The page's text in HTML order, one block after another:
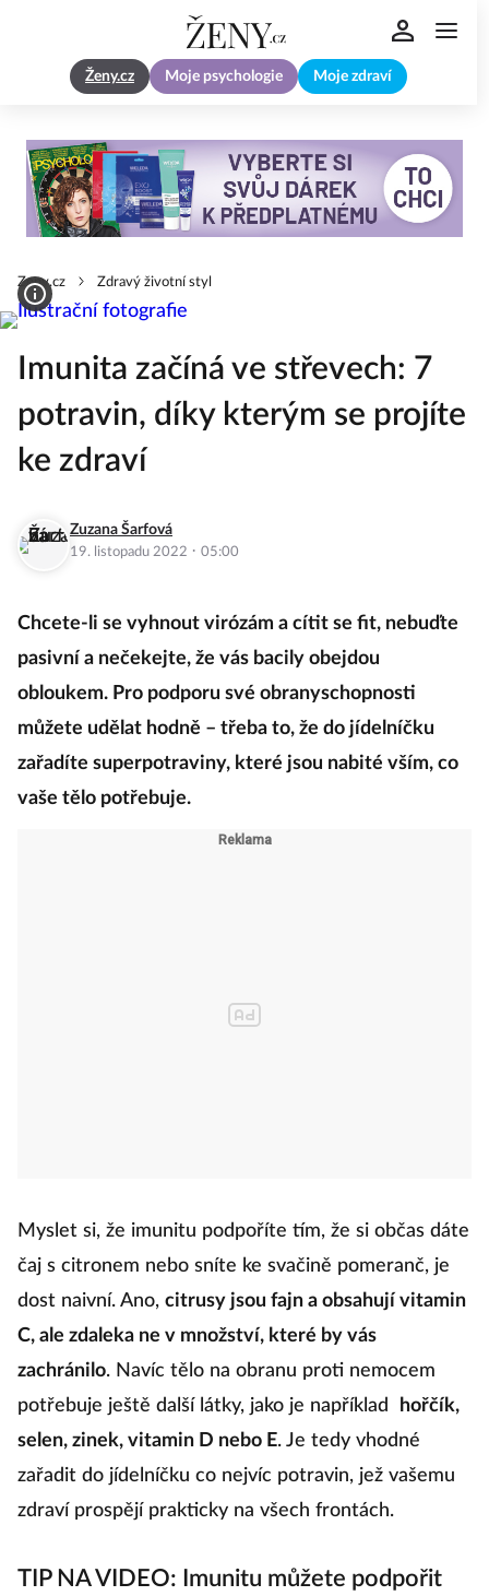
Ženy.cz Moje psychologie Moje zdraví
Zeny.cz Zdravý životní styl
Imunita začíná ve střevech: 7
potravin, díky kterým se projíte
ke zdraví
Zuzana Šarfová
19. listopadu 2022 · 05:00
Chcete-li se vyhnout virózám a cítit se fit, nebuďte
pasivní a nečekejte, že vás bacily obejdou
obloukem. Pro podporu své obranyschopnosti
můžete udělat hodně – třeba to, že do jídelníčku
zařadíte superpotraviny, které jsou nabité vším, co
vaše tělo potřebuje.
Myslet si, že imunitu podpoříte tím, že si občas dáte
čaj s citronem nebo sníte ke svačině pomeranč, je
dost naivní. Ano, citrusy jsou fajn a obsahují vitamin
C, ale zdaleka ne v množství, které by vás
zachránilo. Navíc tělo na obranu proti nemocem
potřebuje ještě další látky, jako je například
hořčík,
selen, zinek, vitamin D nebo E. Je tedy vhodné
zařadit do jídelníčku co nejvíc potravin, jež vašemu
zdraví prospějí prakticky na všech frontách.
TIP NA VIDEO: Imunitu můžete podpořit